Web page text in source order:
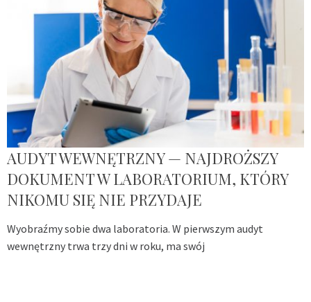
AUDYT WEWNĘTRZNY — NAJDROŻSZY
DOKUMENT W LABORATORIUM, KTÓRY
NIKOMU SIĘ NIE PRZYDAJE
Wyobraźmy sobie dwa laboratoria. W pierwszym audyt
wewnętrzny trwa trzy dni w roku, ma swój